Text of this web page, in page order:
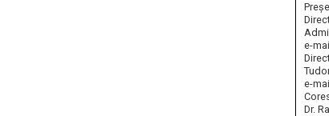
e-
e-
Dr.